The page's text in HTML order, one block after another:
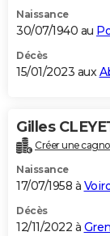
Naissance
30/07/1940 au
Décès
15/01/2023 aux
Gilles
Créer une
Naissance
17/07/1958 à
Décès
12/11/2022 à